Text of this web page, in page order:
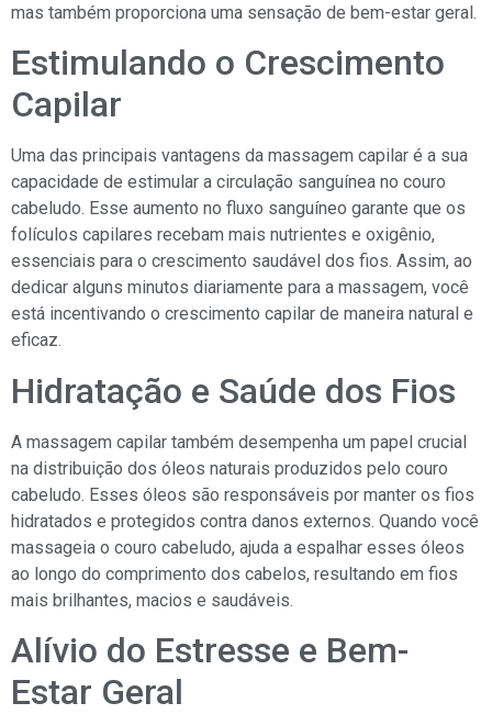
mas também proporciona uma sensação de bem-estar geral.
Estimulando o Crescimento
Capilar
Uma das principais vantagens da massagem capilar é a sua
capacidade de estimular a circulação sanguínea no couro
cabeludo. Esse aumento no fluxo sanguíneo garante que os
folículos capilares recebam mais nutrientes e oxigênio,
essenciais para o crescimento saudável dos fios. Assim, ao
dedicar alguns minutos diariamente para a massagem, você
está incentivando o crescimento capilar de maneira natural e
eficaz.
Hidratação e Saúde dos Fios
A massagem capilar também desempenha um papel crucial
na distribuição dos óleos naturais produzidos pelo couro
cabeludo. Esses óleos são responsáveis por manter os fios
hidratados e protegidos contra danos externos. Quando você
massageia o couro cabeludo, ajuda a espalhar esses óleos
ao longo do comprimento dos cabelos, resultando em fios
mais brilhantes, macios e saudáveis.
Alívio do Estresse e Bem-
Estar Geral